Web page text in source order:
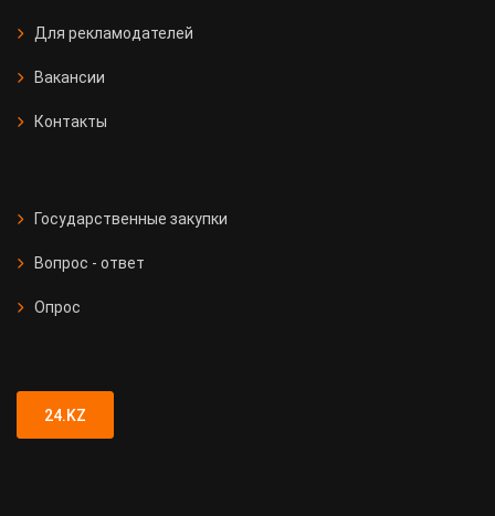
Для рекламодателей
Вакансии
Контакты
Государственные закупки
Вопрос - ответ
Опрос
24.KZ